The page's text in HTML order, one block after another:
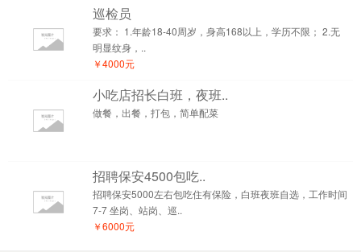
巡检员
要求： 1.年龄18-40周岁，身高168以上，学历不限； 2.无
明显纹身，..
￥4000元
小吃店招长白班，夜班..
做餐，出餐，打包，简单配菜
招聘保安4500包吃..
招聘保安5000左右包吃住有保险，白班夜班自选，工作时间
7-7 坐岗、站岗、巡..
￥6000元